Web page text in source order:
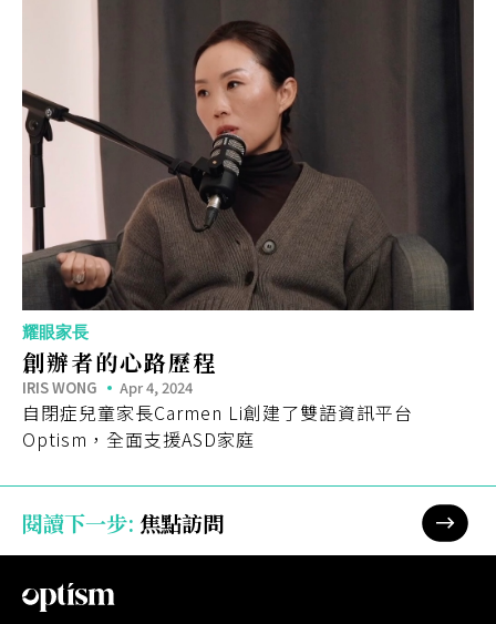
耀眼家長
創辦者的心路歷程
IRIS WONG Apr 4, 2024
自閉症兒童家長Carmen Li創建了雙語資訊平台
Optism，全面支援ASD家庭
閱讀下一步: 焦點訪問
閱讀